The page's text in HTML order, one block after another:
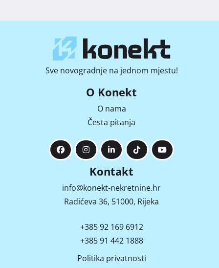
Sve novogradnje na jednom mjestu!
O Konekt
O nama
Česta pitanja
Kontakt
info@konekt-nekretnine.hr
Radićeva 36, 51000, Rijeka
+385 92 169 6912
+385 91 442 1888
Politika privatnosti